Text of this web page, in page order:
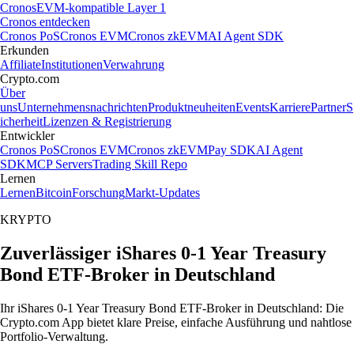
CronosEVM-kompatible Layer 1
Cronos entdecken
Cronos PoSCronos EVMCronos zkEVMAI Agent SDK
Erkunden
AffiliateInstitutionenVerwahrung
Crypto.com
Über
unsUnternehmensnachrichtenProduktneuheitenEventsKarrierePartnerS
icherheitLizenzen & Registrierung
Entwickler
Cronos PoSCronos EVMCronos zkEVMPay SDKAI Agent
SDKMCP ServersTrading Skill Repo
Lernen
LernenBitcoinForschungMarkt-Updates
KRYPTO
Zuverlässiger iShares 0-1 Year Treasury
Bond ETF-Broker in Deutschland
Ihr iShares 0-1 Year Treasury Bond ETF-Broker in Deutschland: Die
Crypto.com App bietet klare Preise, einfache Ausführung und nahtlose
Portfolio-Verwaltung.